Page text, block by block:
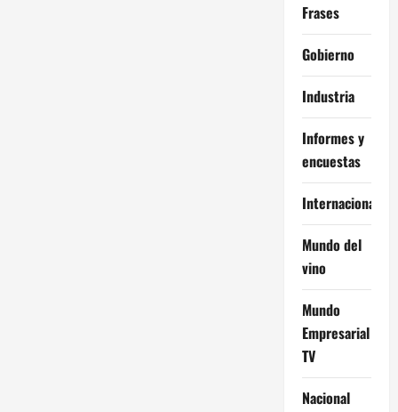
Frases
Gobierno
Industria
Informes y
encuestas
Internacional
Mundo del
vino
Mundo
Empresarial
TV
Nacional